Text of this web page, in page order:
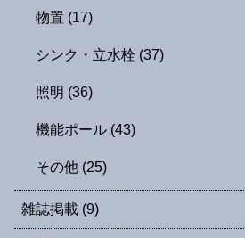
物置 (17)
シンク・立水栓 (37)
照明 (36)
機能ポール (43)
その他 (25)
雑誌掲載 (9)